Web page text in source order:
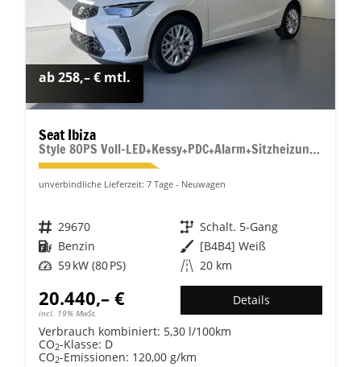
ab 258,– € mtl.
Seat Ibiza
Style 80PS Voll-LED+Kessy+PDC+Alarm+Sitzheizung+Kamera+App-Connect
unverbindliche Lieferzeit: 7 Tage Neuwagen
Fahrzeugnr. 29670 Getriebe Schalt. 5-Gang
Kraftstoff Benzin Außenfarbe [B4B4] Weiß
Leistung 59 kW (80 PS) Kilometerstand 20 km
20.440,– €
incl. 19% MwSt.
Details
Verbrauch kombiniert: 5,30 l/100km
CO2-Klasse: D
CO2-Emissionen: 120,00 g/km